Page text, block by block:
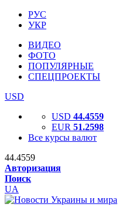
РУС
УКР
ВИДЕО
ФОТО
ПОПУЛЯРНЫЕ
СПЕЦПРОЕКТЫ
USD
USD 44.4559
EUR 51.2598
Все курсы валют
44.4559
Авторизация
Поиск
UA